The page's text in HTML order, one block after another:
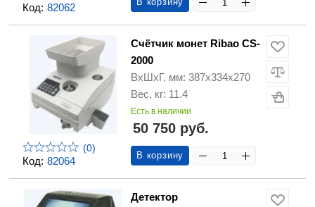
Код: 82062
Код: 82064
(0)
Счётчик монет Ribao CS-
2000
ВхШхГ, мм: 387х334х270
Вес, кг: 11.4
Есть в наличии
50 750 руб.
В корзину
Детектор